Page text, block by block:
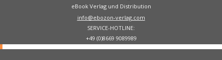
eBook Verlag und Distribution
info@ebozon-verlag.com
SERVICE-HOTLINE:
+49 (0)8669 9089989